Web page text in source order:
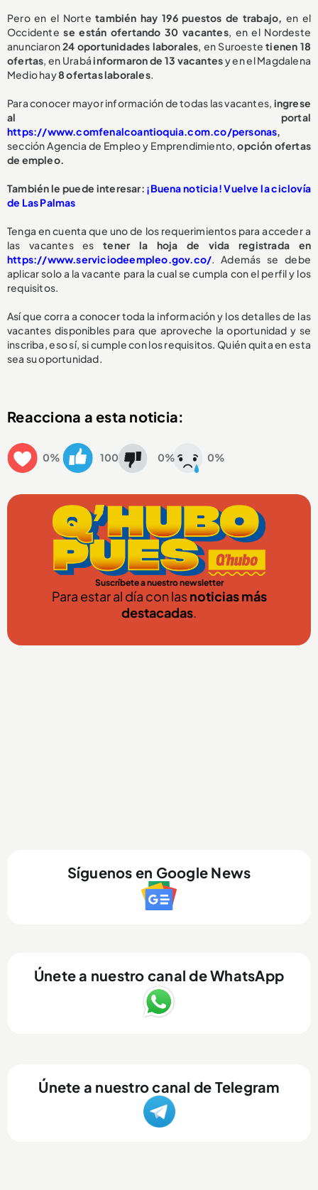
Pero en el Norte también hay 196 puestos de trabajo, en el
Occidentese están ofertando 30 vacantes, en el Nordeste
anunciaron24 oportunidades laborales, en Suroeste tienen 18
ofertas, en Urabáinformaron de 13 vacantesy en el Magdalena
Medio hay8 ofertas laborales.
Para conocer mayor información de todas las vacantes, ingrese
al portal
https://www.comfenalcoantioquia.com.co/personas,
sección Agencia de Empleo y Emprendimiento,opción ofertas
de empleo.
También le puede interesar: ¡Buena noticia! Vuelve la ciclovía
de Las Palmas
Tenga en cuenta que uno de los requerimientos para acceder a
las vacantes es tener la hoja de vida registrada en
https://www.serviciodeempleo.gov.co/. Además se debe
aplicar solo a la vacante para la cual se cumpla con el perfil y los
requisitos.
Así que corra a conocer toda la información y los detalles de las
vacantes disponibles para que aproveche la oportunidad y se
inscriba, eso sí, si cumple con los requisitos. Quién quita en esta
sea su oportunidad.
Reacciona a esta noticia:
0% 100 0% 0%
Suscríbete a nuestro newsletter
Para estar al día con lasnoticias más
destacadas.
Síguenos en Google News
Únete a nuestro canal de WhatsApp
Únete a nuestro canal de Telegram